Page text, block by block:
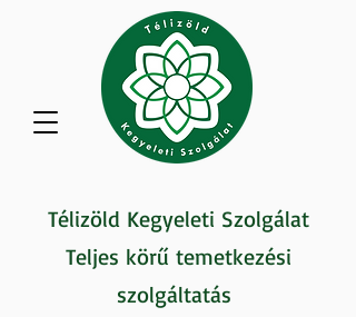
Télizöld Kegyeleti Szolgálat
Teljes körű temetkezési
szolgáltatás